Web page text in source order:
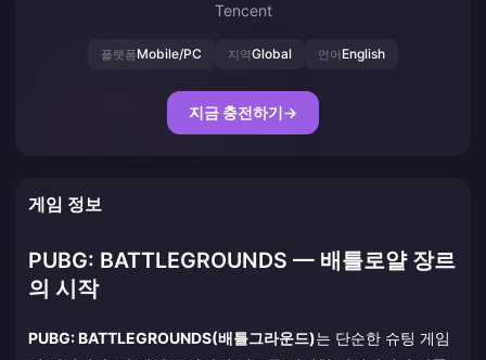
Tencent
플랫폼Mobile/PC 지역Global 언어 English
지금 충전하기→
게임 정보
PUBG: BATTLEGROUNDS — 배틀로얄 장르
의 시작
PUBG: BATTLEGROUNDS(배틀그라운드)는 단순한 슈팅 게임